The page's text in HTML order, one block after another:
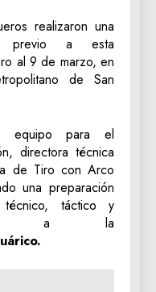
realizaron una
previo a esta
al 9 de marzo, en
de San
equipo para el
directora técnica
de Tiro con Arco
una preparación
táctico y
a la